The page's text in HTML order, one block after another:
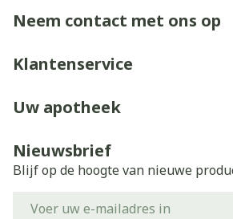
Neem contact met ons op
Klantenservice
Uw apotheek
Nieuwsbrief
Blijf op de hoogte van nieuwe